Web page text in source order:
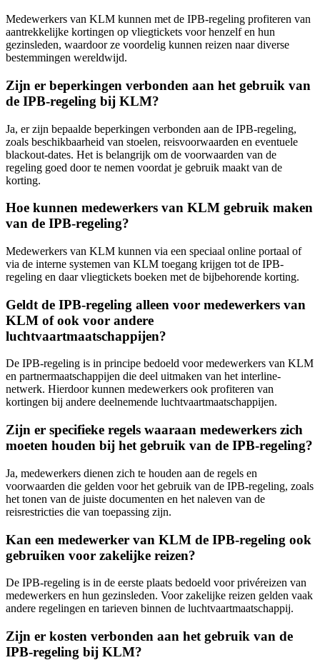
Medewerkers van KLM kunnen met de IPB-regeling profiteren van
aantrekkelijke kortingen op vliegtickets voor henzelf en hun
gezinsleden, waardoor ze voordelig kunnen reizen naar diverse
bestemmingen wereldwijd.
Zijn er beperkingen verbonden aan het gebruik van
de IPB-regeling bij KLM?
Ja, er zijn bepaalde beperkingen verbonden aan de IPB-regeling,
zoals beschikbaarheid van stoelen, reisvoorwaarden en eventuele
blackout-dates. Het is belangrijk om de voorwaarden van de
regeling goed door te nemen voordat je gebruik maakt van de
korting.
Hoe kunnen medewerkers van KLM gebruik maken
van de IPB-regeling?
Medewerkers van KLM kunnen via een speciaal online portaal of
via de interne systemen van KLM toegang krijgen tot de IPB-
regeling en daar vliegtickets boeken met de bijbehorende korting.
Geldt de IPB-regeling alleen voor medewerkers van
KLM of ook voor andere
luchtvaartmaatschappijen?
De IPB-regeling is in principe bedoeld voor medewerkers van KLM
en partnermaatschappijen die deel uitmaken van het interline-
netwerk. Hierdoor kunnen medewerkers ook profiteren van
kortingen bij andere deelnemende luchtvaartmaatschappijen.
Zijn er specifieke regels waaraan medewerkers zich
moeten houden bij het gebruik van de IPB-regeling?
Ja, medewerkers dienen zich te houden aan de regels en
voorwaarden die gelden voor het gebruik van de IPB-regeling, zoals
het tonen van de juiste documenten en het naleven van de
reisrestricties die van toepassing zijn.
Kan een medewerker van KLM de IPB-regeling ook
gebruiken voor zakelijke reizen?
De IPB-regeling is in de eerste plaats bedoeld voor privéreizen van
medewerkers en hun gezinsleden. Voor zakelijke reizen gelden vaak
andere regelingen en tarieven binnen de luchtvaartmaatschappij.
Zijn er kosten verbonden aan het gebruik van de
IPB-regeling bij KLM?